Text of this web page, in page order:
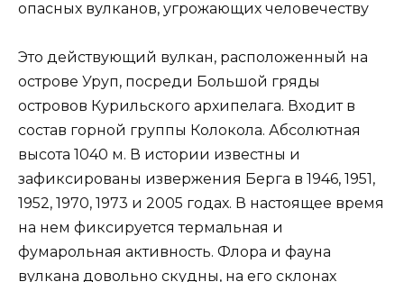
Это действующий вулкан, расположенный на
острове Уруп, посреди Большой гряды
островов Курильского архипелага. Входит в
состав горной группы Колокола. Абсолютная
высота 1040 м. В истории известны и
зафиксированы извержения Берга в 1946, 1951,
1952, 1970, 1973 и 2005 годах. В настоящее время
на нем фиксируется термальная и
фумарольная активность. Флора и фауна
вулкана довольно скудны, на его склонах